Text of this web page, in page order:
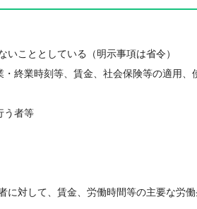
こととしている（明示事項は省令）
終業時刻等、賃金、社会保険等の適用、
う者等
対して、賃金、労働時間等の主要な労